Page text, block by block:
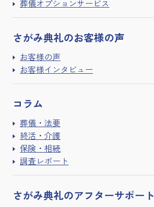
葬儀オプションサービス
さがみ典礼のお客様の声
お客様の声
お客様インタビュー
コラム
葬儀・法要
終活・介護
保険・相続
調査レポート
さがみ典礼のアフターサポート